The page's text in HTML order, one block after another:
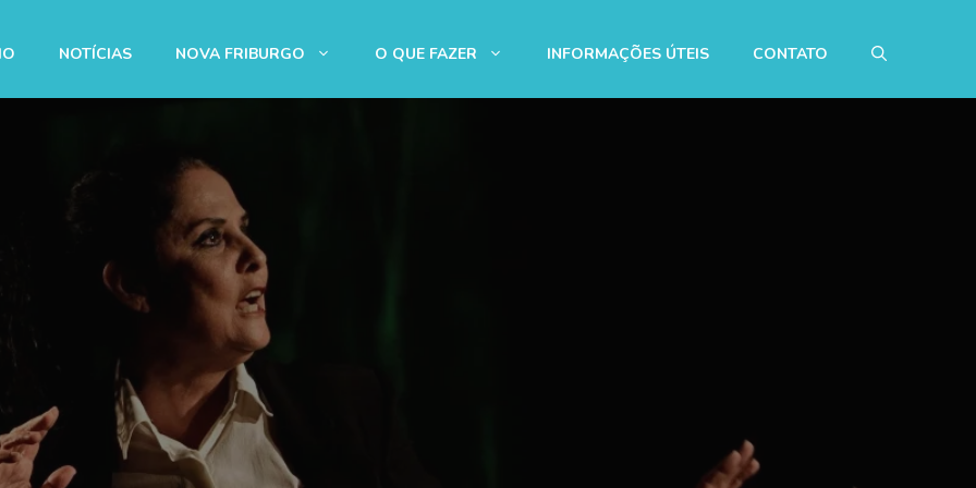
NOTÍCIAS NOVA FRIBURGO O QUE FAZER INFORMAÇÕES ÚTEIS CONTATO